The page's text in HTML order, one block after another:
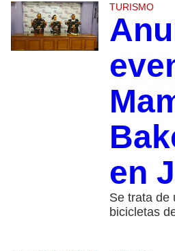
TURISMO
en
Se trata de
bicicletas